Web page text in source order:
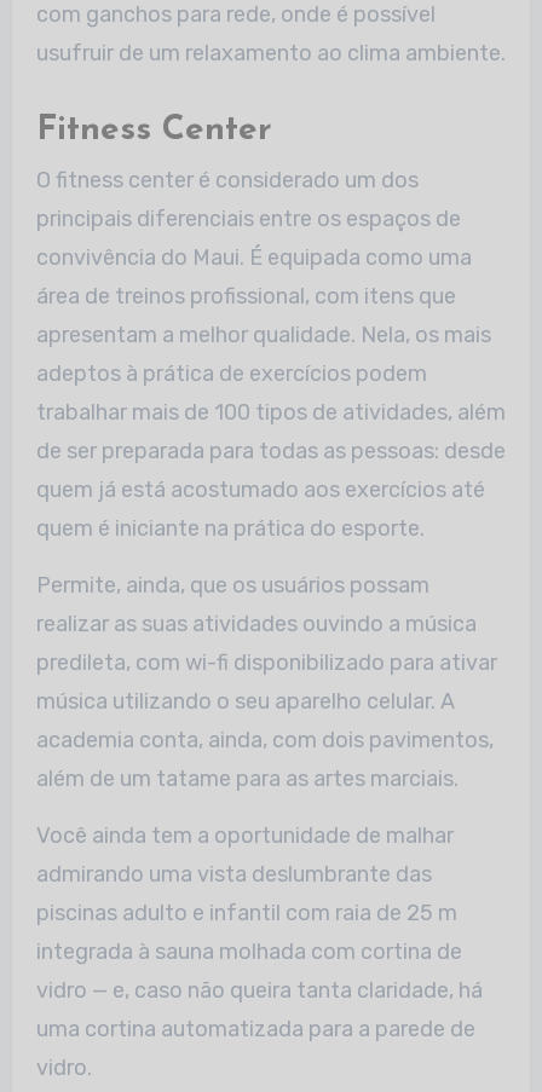
com ganchos para rede, onde é possível
usufruir de um relaxamento ao clima ambiente.
Fitness Center
O fitness center é considerado um dos
principais diferenciais entre os espaços de
convivência do Maui. É equipada como uma
área de treinos profissional, com itens que
apresentam a melhor qualidade. Nela, os mais
adeptos à prática de exercícios podem
trabalhar mais de 100 tipos de atividades, além
de ser preparada para todas as pessoas: desde
quem já está acostumado aos exercícios até
quem é iniciante na prática do esporte.
Permite, ainda, que os usuários possam
realizar as suas atividades ouvindo a música
predileta, com wi-fi disponibilizado para ativar
música utilizando o seu aparelho celular. A
academia conta, ainda, com dois pavimentos,
além de um tatame para as artes marciais.
Você ainda tem a oportunidade de malhar
admirando uma vista deslumbrante das
piscinas adulto e infantil com raia de 25 m
integrada à sauna molhada com cortina de
vidro — e, caso não queira tanta claridade, há
uma cortina automatizada para a parede de
vidro.